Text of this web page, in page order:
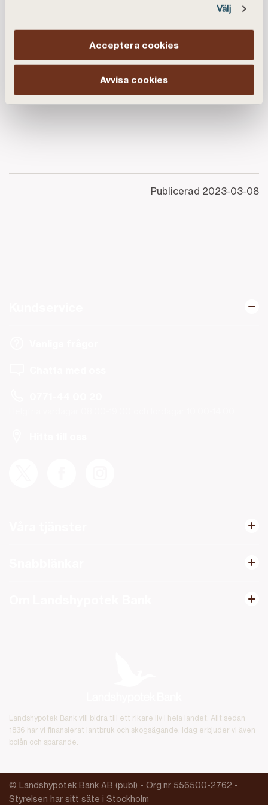
Välj
Acceptera cookies
Avvisa cookies
P-O Hilmér, ordförande Landshypotek
Ekonomisk Förening
Publicerad 2023-03-08
Landshypotek Bank vill bidra till ett rikare liv i hela landet. Allt sedan
1836 har vi finansierat lantbruk och skogsägande. Idag erbjuder vi även
bolån och sparande.
© Landshypotek Bank AB (publ) - Org.nr 556500-2762 -
Styrelsen har sitt säte i Stockholm